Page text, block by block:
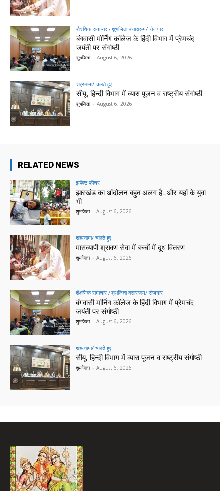
शैक्षणिक समाचार / शुभजिता क्सासरूम/ रोजगार
बंगवासी मॉर्निंग कॉलेज के हिंदी विभाग में प्रेमचंद
जयंती पर संगोष्ठी
शुभजिता - August 6, 2026
शहरनामा/ चलते हुए
सीयू, हिन्दी विभाग में व्यास पूजन व राष्ट्रीय संगोष्ठी
शुभजिता - August 6, 2026
RELATED NEWS
इम्पैक्ट फीचर
झारखंड का आंदोलन बहुत अलग है…और यहां के युवा
भी
शुभजिता - August 6, 2026
शहरनामा/ चलते हुए
मासव्यापी श्रावण सेवा में बच्चों में दूध वितरण
शुभजिता - August 6, 2026
शैक्षणिक समाचार / शुभजिता क्सासरूम/ रोजगार
बंगवासी मॉर्निंग कॉलेज के हिंदी विभाग में प्रेमचंद
जयंती पर संगोष्ठी
शुभजिता - August 6, 2026
शहरनामा/ चलते हुए
सीयू, हिन्दी विभाग में व्यास पूजन व राष्ट्रीय संगोष्ठी
शुभजिता - August 6, 2026